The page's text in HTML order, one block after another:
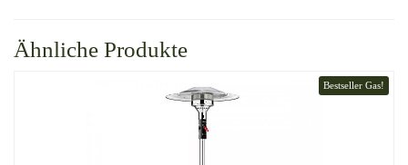
Ähnliche Produkte
Bestseller Gas!